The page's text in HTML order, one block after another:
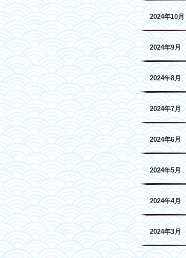
2024年10月
2024年9月
2024年8月
2024年7月
2024年6月
2024年5月
2024年4月
2024年3月